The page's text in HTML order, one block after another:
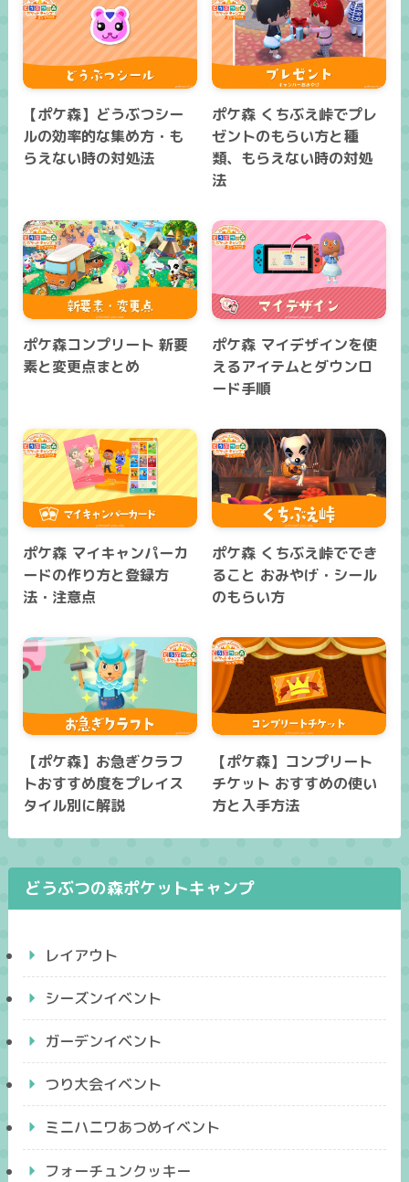
【ポケ森】どうぶつシー
ルの効率的な集め方・も
らえない時の対処法
ポケ森 くちぶえ峠でプレ
ゼントのもらい方と種
類、もらえない時の対処
法
ポケ森コンプリート 新要
素と変更点まとめ
ポケ森 マイデザインを使
えるアイテムとダウンロ
ード手順
ポケ森 マイキャンパーカ
ードの作り方と登録方
法・注意点
ポケ森 くちぶえ峠ででき
ること おみやげ・シール
のもらい方
【ポケ森】お急ぎクラフ
トおすすめ度をプレイス
タイル別に解説
【ポケ森】コンプリート
チケット おすすめの使い
方と入手方法
どうぶつの森ポケットキャンプ
レイアウト
シーズンイベント
ガーデンイベント
つり大会イベント
ミニハニワあつめイベント
フォーチュンクッキー